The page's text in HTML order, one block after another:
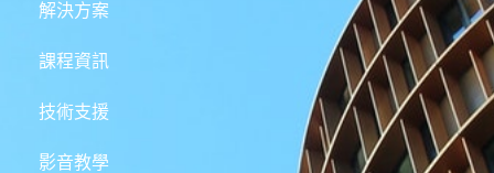
解決方案
課程資訊
技術支援
影音教學